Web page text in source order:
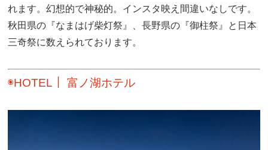
れます。幻想的で神秘的。インスタ映え間違いなしです。
秋田県の『なまはげ柴灯祭』、長野県の『御柱祭』と日本
三奇祭に数えられております。
◉HOTEL｜富ノ湖ホテル